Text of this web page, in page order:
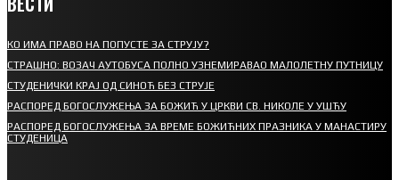
КО ИМА ПРАВО НА ПОПУСТЕ ЗА СТРУЈУ?
СТРАШНО: ВОЗАЧ АУТОБУСА ПОЛНО УЗНЕМИРАВАО МАЛОЛЕТНУ ПУТНИЦУ
СТУДЕНИЧКИ КРАЈ ОД СИНОЋ БЕЗ СТРУЈЕ
РАСПОРЕД БОГОСЛУЖЕЊА ЗА БОЖИЋ У ЦРКВИ СВ. НИКОЛЕ У УШЋУ
РАСПОРЕД БОГОСЛУЖЕЊА ЗА ВРЕМЕ БОЖИЋНИХ ПРАЗНИКА У МАНАСТИРУ
СТУДЕНИЦА